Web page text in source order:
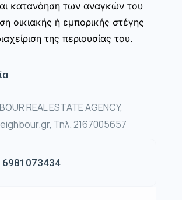
κατανόηση των αναγκών του
οικιακής ή εμπορικής στέγης
της περιουσίας του.
REAL ESTATE AGENCY,
Τηλ. 2167005657
6981073434